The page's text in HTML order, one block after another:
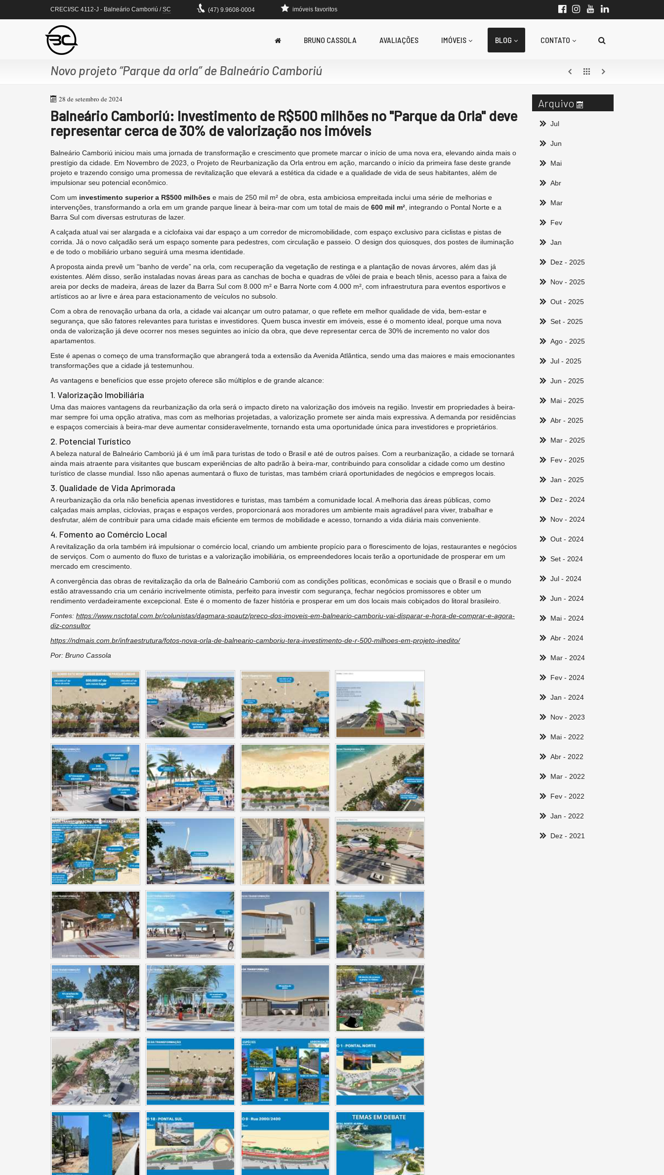
CRECI/SC 4112-J - Balneário Camboriú /SC (47) 9.9608-0004 imóveis favoritos
BRUNO CASSOLA AVALIAÇÕES IMÓVEIS BLOG CONTATO
Novo projeto “Parque da orla” de Balneário Camboriú
28 de setembro de 2024
Balneário Camboriú: Investimento de R$500 milhões no "Parque da Orla" deve
representar cerca de 30% de valorização nos imóveis
Balneário Camboriú iniciou mais uma jornada de transformação e crescimento que promete marcar o início de uma nova era, elevando ainda mais o
prestígio da cidade. Em Novembro de 2023, o Projeto de Reurbanização da Orla entrou em ação, marcando o início da primeira fase deste grande
projeto e trazendo consigo uma promessa de revitalização que elevará a estética da cidade e a qualidade de vida de seus habitantes, além de
impulsionar seu potencial econômico.
Com um investimento superior a R$500 milhões e mais de 250 mil m² de obra, esta ambiciosa empreitada inclui uma série de melhorias e
intervenções, transformando a orla em um grande parque linear à beira-mar com um total de mais de 600 mil m² , integrando o Pontal Norte e a
Barra Sul com diversas estruturas de lazer.
A calçada atual vai ser alargada e a ciclofaixa vai dar espaço a um corredor de micromobilidade, com espaço exclusivo para ciclistas e pistas de
corrida. Já o novo calçadão será um espaço somente para pedestres, com circulação e passeio. O design dos quiosques, dos postes de iluminação
e de todo o mobiliário urbano seguirá uma mesma identidade.
A proposta ainda prevê um “banho de verde” na orla, com recuperação da vegetação de restinga e a plantação de novas árvores, além das já
existentes. Além disso, serão instaladas novas áreas para as canchas de bocha e quadras de vôlei de praia e beach tênis, acesso para a faixa de
areia por decks de madeira, áreas de lazer da Barra Sul com 8.000 m² e Barra Norte com 4.000 m², com infraestrutura para eventos esportivos e
artísticos ao ar livre e área para estacionamento de veículos no subsolo.
Com a obra de renovação urbana da orla, a cidade vai alcançar um outro patamar, o que reflete em melhor qualidade de vida, bem-estar e
segurança, que são fatores relevantes para turistas e investidores. Quem busca investir em imóveis, esse é o momento ideal, porque uma nova
onda de valorização já deve ocorrer nos meses seguintes ao início da obra, que deve representar cerca de 30% de incremento no valor dos
apartamentos.
Este é apenas o começo de uma transformação que abrangerá toda a extensão da Avenida Atlântica, sendo uma das maiores e mais emocionantes
transformações que a cidade já testemunhou.
As vantagens e benefícios que esse projeto oferece são múltiplos e de grande alcance:
1. Valorização Imobiliária
Uma das maiores vantagens da reurbanização da orla será o impacto direto na valorização dos imóveis na região. Investir em propriedades à beira-
mar sempre foi uma opção atrativa, mas com as melhorias projetadas, a valorização promete ser ainda mais expressiva. A demanda por residências
e espaços comerciais à beira-mar deve aumentar consideravelmente, tornando esta uma oportunidade única para investidores e proprietários.
2. Potencial Turístico
A beleza natural de Balneário Camboriú já é um ímã para turistas de todo o Brasil e até de outros países. Com a reurbanização, a cidade se tornará
ainda mais atraente para visitantes que buscam experiências de alto padrão à beira-mar, contribuindo para consolidar a cidade como um destino
turístico de classe mundial. Isso não apenas aumentará o fluxo de turistas, mas também criará oportunidades de negócios e empregos locais.
3. Qualidade de Vida Aprimorada
A reurbanização da orla não beneficia apenas investidores e turistas, mas também a comunidade local. A melhoria das áreas públicas, como
calçadas mais amplas, ciclovias, praças e espaços verdes, proporcionará aos moradores um ambiente mais agradável para viver, trabalhar e
desfrutar, além de contribuir para uma cidade mais eficiente em termos de mobilidade e acesso, tornando a vida diária mais conveniente.
4. Fomento ao Comércio Local
A revitalização da orla também irá impulsionar o comércio local, criando um ambiente propício para o florescimento de lojas, restaurantes e negócios
de serviços. Com o aumento do fluxo de turistas e a valorização imobiliária, os empreendedores locais terão a oportunidade de prosperar em um
mercado em crescimento.
A convergência das obras de revitalização da orla de Balneário Camboriú com as condições políticas, econômicas e sociais que o Brasil e o mundo
estão atravessando cria um cenário incrivelmente otimista, perfeito para investir com segurança, fechar negócios promissores e obter um
rendimento verdadeiramente excepcional. Este é o momento de fazer história e prosperar em um dos locais mais cobiçados do litoral brasileiro.
Fontes: https://www.nsctotal.com.br/colunistas/dagmara-spautz/preco-dos-imoveis-em-balneario-camboriu-vai-disparar-e-hora-de-comprar-e-agora-
diz-consultor
https://ndmais.com.br/infraestrutura/fotos-nova-orla-de-balneario-camboriu-tera-investimento-de-r-500-milhoes-em-projeto-inedito/
Por: Bruno Cassola
Arquivo
Jul
Jun
Mai
Abr
Mar
Fev
Jan
Dez - 2025
Nov - 2025
Out - 2025
Set - 2025
Ago - 2025
Jul - 2025
Jun - 2025
Mai - 2025
Abr - 2025
Mar - 2025
Fev - 2025
Jan - 2025
Dez - 2024
Nov - 2024
Out - 2024
Set - 2024
Jul - 2024
Jun - 2024
Mai - 2024
Abr - 2024
Mar - 2024
Fev - 2024
Jan - 2024
Nov - 2023
Mai - 2022
Abr - 2022
Mar - 2022
Fev - 2022
Jan - 2022
Dez - 2021